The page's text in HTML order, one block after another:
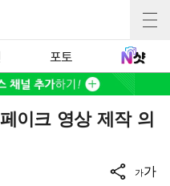
포토
이크 영상 제작 의
가가